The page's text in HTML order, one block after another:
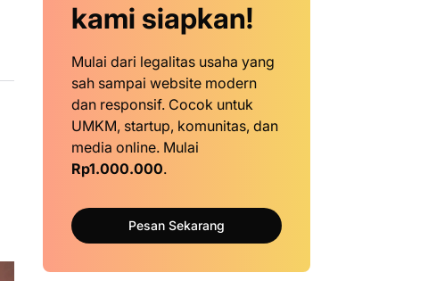
kami siapkan!
Mulai dari legalitas usaha yang
sah sampai website modern
dan responsif. Cocok untuk
UMKM, startup, komunitas, dan
media online. Mulai
Rp1.000.000.
Pesan Sekarang